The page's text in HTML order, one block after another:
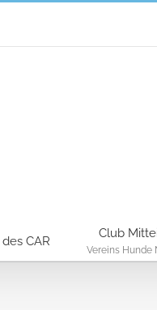
CAR
Club
Vereins Hunde